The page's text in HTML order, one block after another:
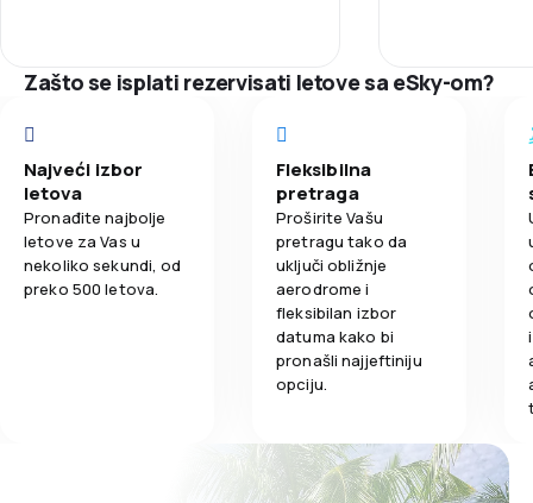
Mreža letova
Udobnost
Prevoz
Zašto se isplati rezervisati letove sa eSky-om?
Najveći izbor
letova
Pronađite najbolje
letove za Vas u
nekoliko sekundi, od
preko 500 letova.
Fleksibilna
pretraga
Proširite Vašu
pretragu tako da
uključi obližnje
aerodrome i
fleksibilan izbor
datuma kako bi
pronašli najjeftiniju
opciju.